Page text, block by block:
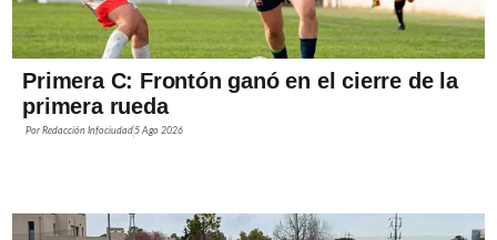
Primera C: Frontón ganó en el cierre de la
primera rueda
PorRedacción Infociudad5 Ago 2026